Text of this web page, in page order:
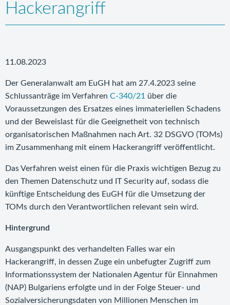
Hackerangriff
11.08.2023
Der Generalanwalt am EuGH hat am 27.4.2023 seine
Schlussanträge im Verfahren C-340/21 über die
Voraussetzungen des Ersatzes eines immateriellen Schadens
und der Beweislast für die Geeignetheit von technisch
organisatorischen Maßnahmen nach Art. 32 DSGVO (TOMs)
im Zusammenhang mit einem Hackerangriff veröffentlicht.
Das Verfahren weist einen für die Praxis wichtigen Bezug zu
den Themen Datenschutz und IT Security auf, sodass die
künftige Entscheidung des EuGH für die Umsetzung der
TOMs durch den Verantwortlichen relevant sein wird.
Hintergrund
Ausgangspunkt des verhandelten Falles war ein
Hackerangriff, in dessen Zuge ein unbefugter Zugriff zum
Informationssystem der Nationalen Agentur für Einnahmen
(NAP) Bulgariens erfolgte und in der Folge Steuer- und
Sozialversicherungsdaten von Millionen Menschen im